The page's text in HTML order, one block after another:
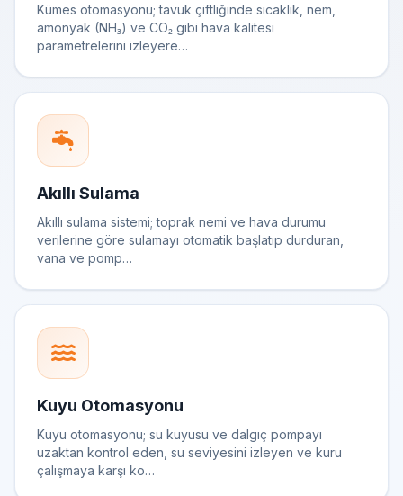
Kümes otomasyonu; tavuk çiftliğinde sıcaklık, nem,
amonyak (NH₃) ve CO₂ gibi hava kalitesi
parametrelerini izleyere…
Akıllı Sulama
Akıllı sulama sistemi; toprak nemi ve hava durumu
verilerine göre sulamayı otomatik başlatıp durduran,
vana ve pomp…
Kuyu Otomasyonu
Kuyu otomasyonu; su kuyusu ve dalgıç pompayı
uzaktan kontrol eden, su seviyesini izleyen ve kuru
çalışmaya karşı ko…